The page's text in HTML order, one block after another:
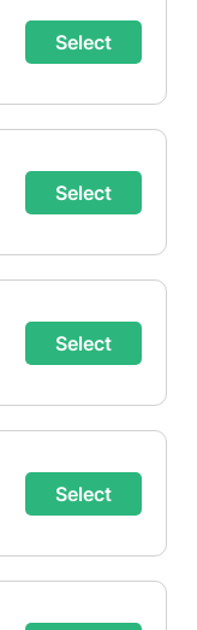
Select
Select
Select
Select